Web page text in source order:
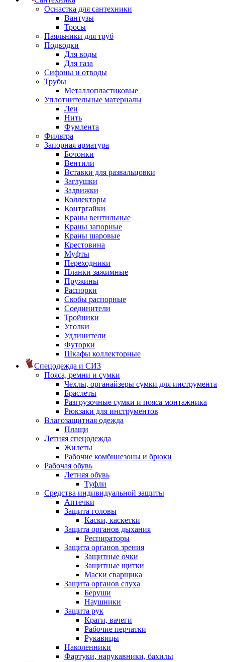
Оснастка для сантехники
Вантузы
Тросы
Паяльники для труб
Подводки
Для воды
Для газа
Сифоны и отводы
Трубы
Металлопластиковые
Уплотнительные материалы
Лен
Нить
Фумлента
Фильтра
Запорная арматура
Бочонки
Вентили
Вставки для развальцовки
Заглушки
Задвижки
Коллекторы
Контргайки
Краны вентильные
Краны запорные
Краны шаровые
Крестовина
Муфты
Переходники
Планки зажимные
Пружины
Распорки
Скобы распорные
Соединители
Тройники
Уголки
Удлинители
Футорки
Шкафы коллекторные
Спецодежда и СИЗ
Пояса, ремни и сумки
Чехлы, органайзеры сумки для инструмента
Браслеты
Разгрузочные сумки и пояса монтажника
Рюкзаки для инструментов
Влагозащитная одежда
Плащи
Летняя спецодежда
Жилеты
Рабочие комбинезоны и брюки
Рабочая обувь
Летняя обувь
Туфли
Средства индивидуальной защиты
Аптечки
Защита головы
Каски, каскетки
Защита органов дыхания
Респираторы
Защита органов зрения
Защитные очки
Защитные щитки
Маски сварщика
Защита органов слуха
Беруши
Наушники
Защита рук
Краги, вачеги
Рабочие перчатки
Рукавицы
Наколенники
Фартуки, нарукавники, бахилы